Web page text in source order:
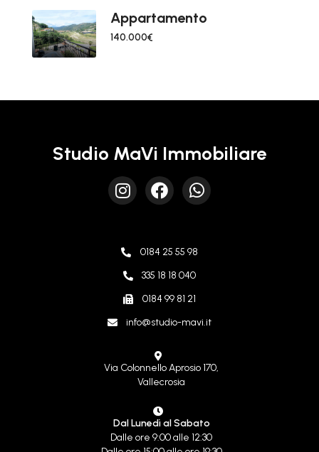
Appartamento
140.000€
Studio MaVi Immobiliare
0184 25 55 98
335 18 18 040
0184 99 81 21
info@studio-mavi.it
Via Colonnello Aprosio 170,
Vallecrosia
Dal Lunedì al Sabato
Dalle ore 9:00 alle 12:30